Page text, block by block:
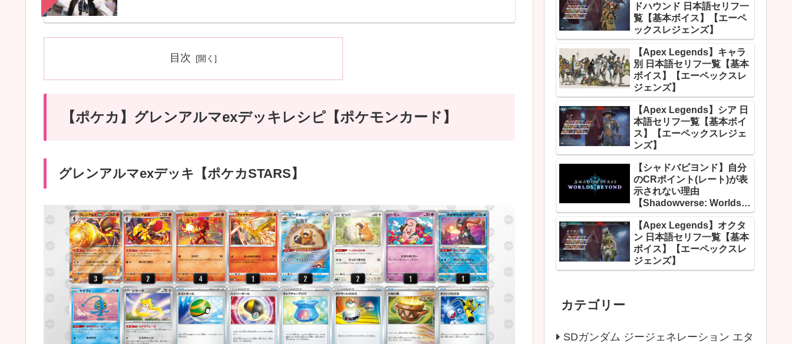
目次
【ポケカ】グレンアルマexデッキレシピ【ポケモンカード】
グレンアルマexデッキ【ポケカSTARS】
ドハウンド 日本語セリフ一
覧【基本ボイス】【エーペ
ックスレジェンズ】
【Apex Legends】キャラ
別 日本語セリフ一覧【基本
ボイス】【エーペックスレ
ジェンズ】
【Apex Legends】シア 日
本語セリフ一覧【基本ボイ
ス】【エーペックスレジェ
ンズ】
【シャドバビヨンド】自分
のCRポイント(レート)が表
示されない理由
【Shadowverse: Worlds
Beyond】
【Apex Legends】オクタ
ン 日本語セリフ一覧【基本
ボイス】【エーペックスレ
ジェンズ】
カテゴリー
SDガンダム ジージェネレーション エタ